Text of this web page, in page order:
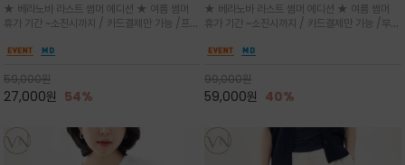
세요 ^^
★ 베라노바 라스트 썸머 에디션 ★ 여름 썸머
휴가 기간 ~소진시까지 / 카드결제만 가능 /프론
러스트 프린트가 더해져 과하지 않으면서도 세련
59,000원
27,000원 54%
^^
★ 베라노바 라스트 썸머 에디션 ★ 여름 썸머
휴가 기간 ~소진시까지 / 카드결제만 가능 /부드
은은한 매트 컬러가 고급스러운 분위기
99,000원
59,000원 40%